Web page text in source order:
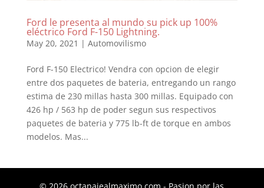
Ford le presenta al mundo su pick up 100%
eléctrico Ford F-150 Lightning.
May 20, 2021 | Automovilismo
Ford F-150 Electrico! Vendra con opcion de elegir
entre dos paquetes de bateria, entregando un rango
estima de 230 millas hasta 300 millas. Equipado con
426 hp / 563 hp de poder segun sus respectivos
paquetes de bateria y 775 lb-ft de torque en ambos
modelos. Mas...